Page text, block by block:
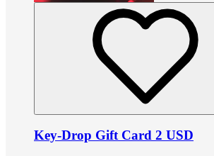
Key-Drop Gift Card 2 USD